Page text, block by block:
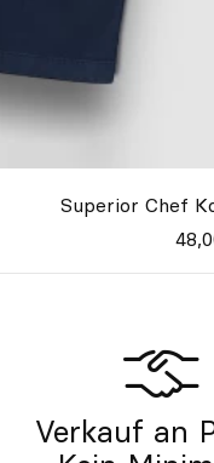
Superior Chef
Verkauf an